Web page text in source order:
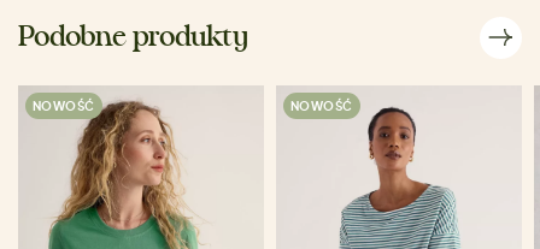
Podobne produkty
NOWOŚĆ NOWOŚĆ